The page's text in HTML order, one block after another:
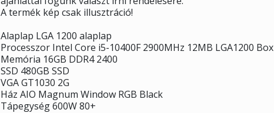
A termék kép csak illusztráció!
Alaplap LGA 1200 alaplap
Processzor Intel Core i5-10400F 2900MHz 12MB LGA1200 Box
Memória 16GB DDR4 2400
SSD 480GB SSD
VGA GT1030 2G
Ház AIO Magnum Window RGB Black
Tápegység 600W 80+